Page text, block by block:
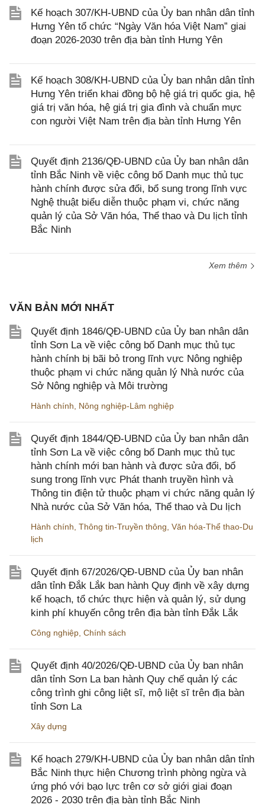
Kế hoạch 307/KH-UBND của Ủy ban nhân dân tỉnh
Hưng Yên tổ chức “Ngày Văn hóa Việt Nam” giai
đoạn 2026-2030 trên địa bàn tỉnh Hưng Yên
Kế hoạch 308/KH-UBND của Ủy ban nhân dân tỉnh
Hưng Yên triển khai đồng bộ hệ giá trị quốc gia, hệ
giá trị văn hóa, hệ giá trị gia đình và chuẩn mực
con người Việt Nam trên địa bàn tỉnh Hưng Yên
Quyết định 2136/QĐ-UBND của Ủy ban nhân dân
tỉnh Bắc Ninh về việc công bố Danh mục thủ tục
hành chính được sửa đổi, bổ sung trong lĩnh vực
Nghệ thuật biểu diễn thuộc phạm vi, chức năng
quản lý của Sở Văn hóa, Thể thao và Du lịch tỉnh
Bắc Ninh
Xem thêm
VĂN BẢN MỚI NHẤT
Quyết định 1846/QĐ-UBND của Ủy ban nhân dân
tỉnh Sơn La về việc công bố Danh mục thủ tục
hành chính bị bãi bỏ trong lĩnh vực Nông nghiệp
thuộc phạm vi chức năng quản lý Nhà nước của
Sở Nông nghiệp và Môi trường
Hành chính Nông nghiệp-Lâm nghiệp
Quyết định 1844/QĐ-UBND của Ủy ban nhân dân
tỉnh Sơn La về việc công bố Danh mục thủ tục
hành chính mới ban hành và được sửa đổi, bổ
sung trong lĩnh vực Phát thanh truyền hình và
Thông tin điện tử thuộc phạm vi chức năng quản lý
Nhà nước của Sở Văn hóa, Thể thao và Du lịch
Hành chính Thông tin-Truyền thông Văn hóa-Thể thao-Du
lịch
Quyết định 67/2026/QĐ-UBND của Ủy ban nhân
dân tỉnh Đắk Lắk ban hành Quy định về xây dựng
kế hoạch, tổ chức thực hiện và quản lý, sử dụng
kinh phí khuyến công trên địa bàn tỉnh Đắk Lắk
Công nghiệp Chính sách
Quyết định 40/2026/QĐ-UBND của Ủy ban nhân
dân tỉnh Sơn La ban hành Quy chế quản lý các
công trình ghi công liệt sĩ, mộ liệt sĩ trên địa bàn
tỉnh Sơn La
Xây dựng
Kế hoạch 279/KH-UBND của Ủy ban nhân dân tỉnh
Bắc Ninh thực hiện Chương trình phòng ngừa và
ứng phó với bạo lực trên cơ sở giới giai đoạn
2026 - 2030 trên địa bàn tỉnh Bắc Ninh